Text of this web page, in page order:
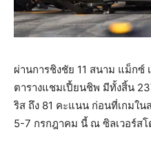
ผ่านการชิงชัย 11 สนาม แม็กซ์
ตารางแชมเปี้ยนชิพ มีทั้งสิ้น
ริส ถึง 81 คะแนน ก่อนที่เกมใ
5-7 กรกฎาคม นี้ ณ ซิลเวอร์ส